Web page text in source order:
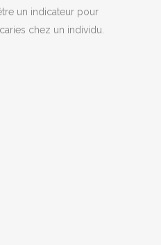
un indicateur pour
chez un individu.